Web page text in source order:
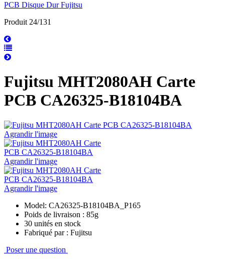
PCB Disque Dur Fujitsu
Produit 24/131
Fujitsu MHT2080AH Carte
PCB CA26325-B18104BA
Agrandir l'image
Agrandir l'image
Agrandir l'image
Model: CA26325-B18104BA_P165
Poids de livraison : 85g
30 unités en stock
Fabriqué par : Fujitsu
Poser une question